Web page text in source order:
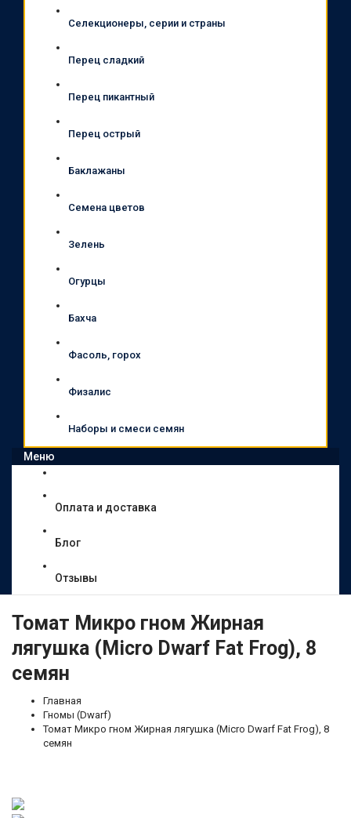
Селекционеры, серии и страны
Перец сладкий
Перец пикантный
Перец острый
Баклажаны
Семена цветов
Зелень
Огурцы
Бахча
Фасоль, горох
Физалис
Наборы и смеси семян
Меню
Оплата и доставка
Блог
Отзывы
Томат Микро гном Жирная
лягушка (Micro Dwarf Fat Frog), 8
семян
Главная
Гномы (Dwarf)
Томат Микро гном Жирная лягушка (Micro Dwarf Fat Frog), 8
семян